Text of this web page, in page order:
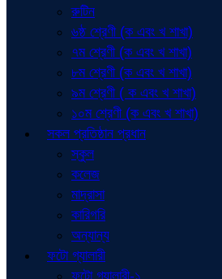
রুটিন
৬ষ্ঠ শ্রেণী (ক এবং খ শাখা)
৭ম শ্রেণী (ক এবং খ শাখা)
৮ম শ্রেণী (ক এবং খ শাখা)
৯ম শ্রেণী ( ক এবং খ শাখা)
১০ম শ্রেণী (ক এবং খ শাখা)
সকল প্রতিষ্ঠান প্রধান
স্কুল
কলেজ
মাদ্রাসা
কারিগরি
অন্যান্য
ফটো গ্যালারী
ফটো গ্যালারী-১